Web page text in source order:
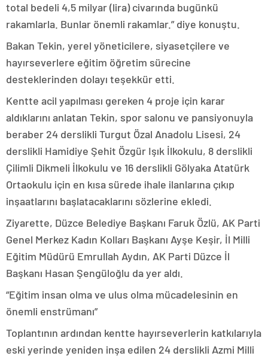
total bedeli 4,5 milyar (lira) civarında bugünkü
rakamlarla. Bunlar önemli rakamlar.” diye konuştu.
Bakan Tekin, yerel yöneticilere, siyasetçilere ve
hayırseverlere eğitim öğretim sürecine
desteklerinden dolayı teşekkür etti.
Kentte acil yapılması gereken 4 proje için karar
aldıklarını anlatan Tekin, spor salonu ve pansiyonuyla
beraber 24 derslikli Turgut Özal Anadolu Lisesi, 24
derslikli Hamidiye Şehit Özgür Işık İlkokulu, 8 derslikli
Çilimli Dikmeli İlkokulu ve 16 derslikli Gölyaka Atatürk
Ortaokulu için en kısa sürede ihale ilanlarına çıkıp
inşaatlarını başlatacaklarını sözlerine ekledi.
Ziyarette, Düzce Belediye Başkanı Faruk Özlü, AK Parti
Genel Merkez Kadın Kolları Başkanı Ayşe Keşir, İl Milli
Eğitim Müdürü Emrullah Aydın, AK Parti Düzce İl
Başkanı Hasan Şengüloğlu da yer aldı.
“Eğitim insan olma ve ulus olma mücadelesinin en
önemli enstrümanı”
Toplantının ardından kentte hayırseverlerin katkılarıyla
eski yerinde yeniden inşa edilen 24 derslikli Azmi Milli